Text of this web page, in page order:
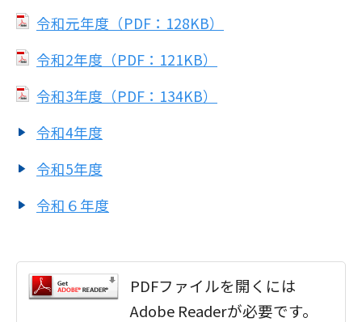
令和元年度（PDF：128KB）
令和2年度（PDF：121KB）
令和3年度（PDF：134KB）
令和4年度
令和5年度
令和６年度
PDFファイルを開くには
Adobe Readerが必要です。